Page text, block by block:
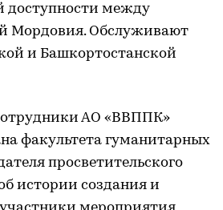
доступности между
Мордовия. Обслуживают
и Башкортостанской
АО «ВВППК»
факультета гуманитарных
просветительского
истории создания и